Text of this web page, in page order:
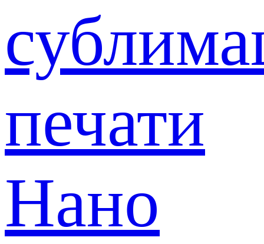
печати
Нано